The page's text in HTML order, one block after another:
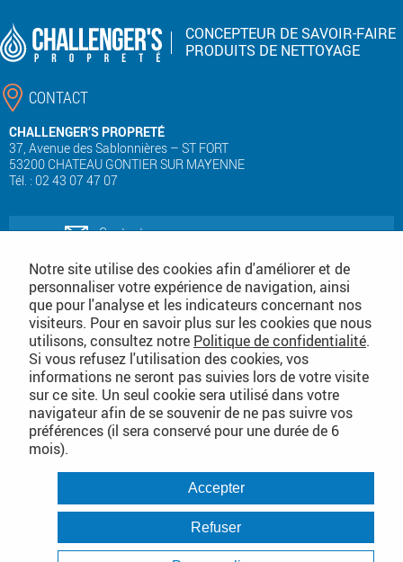
CONCEPTEUR DE SAVOIR-FAIRE
PRODUITS DE NETTOYAGE
CONTACT
CHALLENGER’S PROPRETÉ
37, Avenue des Sablonnières – ST FORT
53200 CHATEAU GONTIER SUR MAYENNE
Tél. : 02 43 07 47 07
Contactez-nous
Téléchargez notre catalogue produits
de nettoyage
Téléchargez notre
catalogue consommables
Conditions Générales de Vente
PLAN DU SITE DÉTAILLÉ
Conditions Générales de Vente
Mentions légales
Politique de confidentialité
Notre site utilise des cookies afin d'améliorer et de
personnaliser votre expérience de navigation, ainsi
que pour l'analyse et les indicateurs concernant nos
visiteurs. Pour en savoir plus sur les cookies que nous
utilisons, consultez notre Politique de confidentialité.
Si vous refusez l'utilisation des cookies, vos
informations ne seront pas suivies lors de votre visite
sur ce site. Un seul cookie sera utilisé dans votre
navigateur afin de se souvenir de ne pas suivre vos
préférences (il sera conservé pour une durée de 6
mois).
Accepter
Refuser